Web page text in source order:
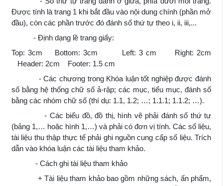
Được tính là trang 1 khi bắt đầu vào nội dung chính (phần mở
đầu), còn các phần trước đó đánh số thứ tự theo i, ii, iii,...
- Định dạng lề trang giấy:
Top: 3cm Bottom: 3cm Left: 3 cm Right: 2cm
Header: 2cm Footer: 1.5 cm
- Các chương trong Khóa luận tốt nghiệp được đánh
số bằng hệ thống chữ số ả-rập; các mục, tiểu mục, đánh số
bằng các nhóm chữ số (thí dụ: 1.1, 1.2; …; 1.1.1; 1.1.2; …).
- Các biểu đồ, đồ thị, hình vẽ phải đánh số thứ tự
(bảng 1,… hoặc hình 1,…) và phải có đơn vị tính. Các số liệu,
tài liệu thu thập thực tế phải ghi nguồn cung cấp số liệu. Trích
dẫn vào khóa luận các tài liệu tham khảo.
- Cách ghi tài liệu tham khảo
+ Tài liệu tham khảo bao gồm những sách, ấn phẩm,